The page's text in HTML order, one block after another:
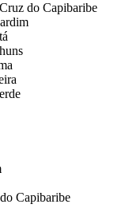
do Capibaribe
Capibaribe